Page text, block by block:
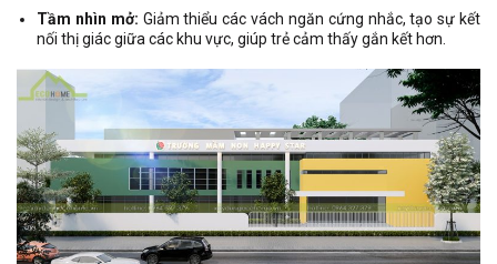
Tầm nhìn mở: Giảm thiểu các vách ngăn cứng nhắc, tạo sự kết
nối thị giác giữa các khu vực, giúp trẻ cảm thấy gắn kết hơn.